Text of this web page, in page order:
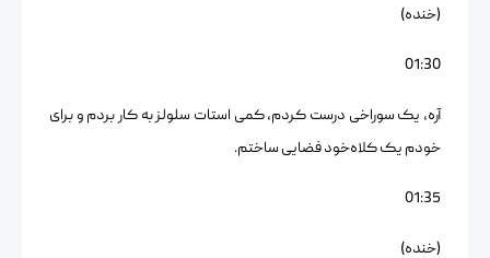
(خنده)
01:30
آره، یک سوراخی درست کردم، کمی استات سلولز به کار بردم و برای
خودم یک کلاه‌خود فضایی ساختم.
01:35
(خنده)